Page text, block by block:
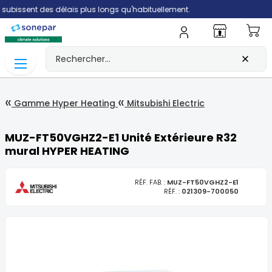
des délais plus longs qu'habituellement.
Gamme Hyper Heating Mitsubishi Electric
MUZ-FT50VGHZ2-E1 Unité Extérieure R32
mural HYPER HEATING
RÉF. FAB. : MUZ-FT50VGHZ2-E1
RÉF. : 021309-700050